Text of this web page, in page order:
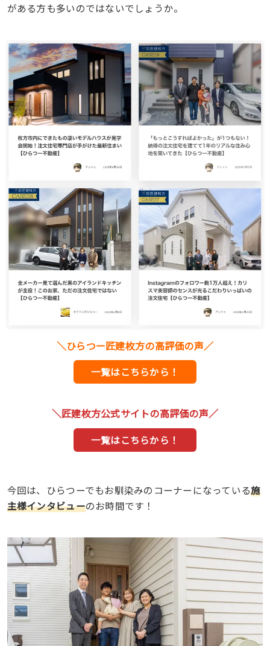
がある方も多いのではないでしょ うか。
＼ひらつー匠建枚方の高評価の声／
一覧はこちらから！
＼匠建枚方公式サイトの高評価の声／
一覧はこちらから！
今回は、ひらつーでもお馴染みのコーナーになっている施
主様インタビューのお時間です！